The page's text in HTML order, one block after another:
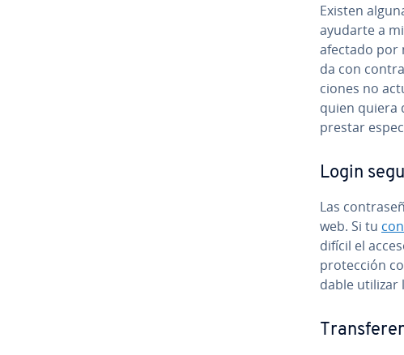
Existen
ayudarte a
afectado por
da con
cio­nes no
quien quiera
prestar
Login
Las
web. Si tu
difícil el
pro­te­c­ción
da­ble utilizar